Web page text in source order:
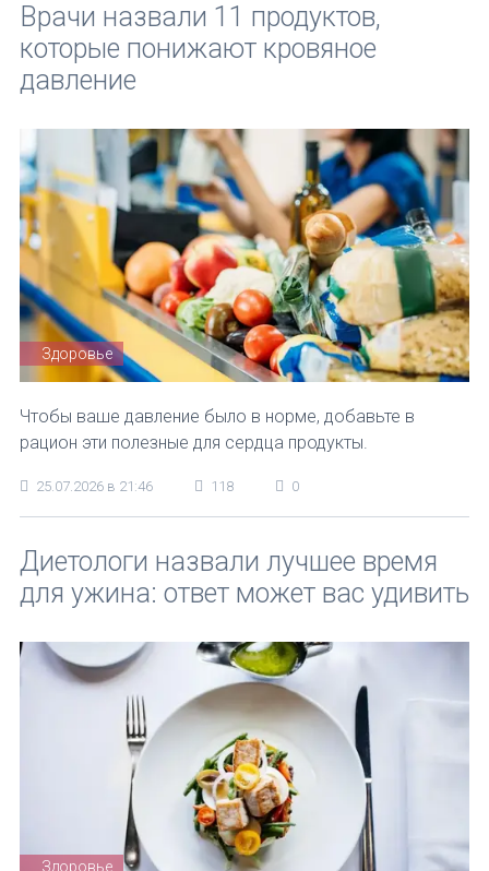
Врачи назвали 11 продуктов,
которые понижают кровяное
давление
Здоровье
Чтобы ваше давление было в норме, добавьте в
рацион эти полезные для сердца продукты.
25.07.2026 в 21:46 118 0
Диетологи назвали лучшее время
для ужина: ответ может вас удивить
Здоровье